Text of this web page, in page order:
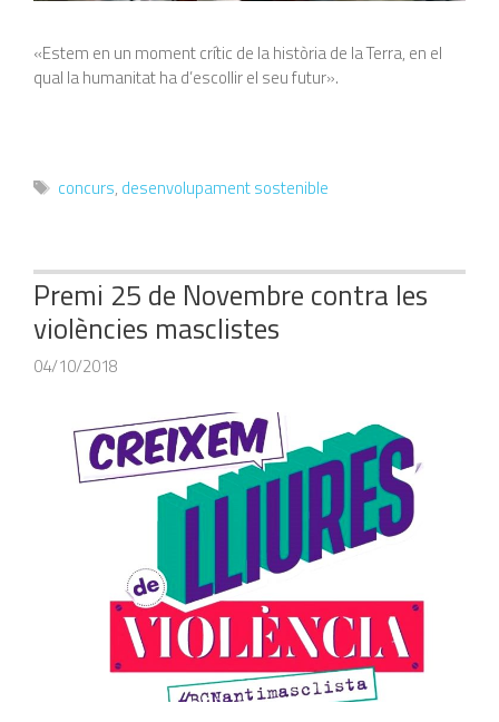
«Estem en un moment crític de la història de la Terra, en el
qual la humanitat ha d’escollir el seu futur».
Etiquetes
concurs, desenvolupament sostenible
Premi 25 de Novembre contra les
violències masclistes
04/10/2018